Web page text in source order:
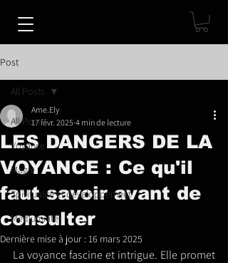
Post
All Posts
Voyance
Magie
Spiritualité et développement
Médiumnité
All Posts
LES DANGERS DE LA
VOYANCE : Ce qu'il
faut savoir avant de
consulter
Ame.Ely
17 févr. 2025 4 min de lecture
Dernière mise à jour : 16 mars 2025
La voyance fascine et intrigue. Elle promet